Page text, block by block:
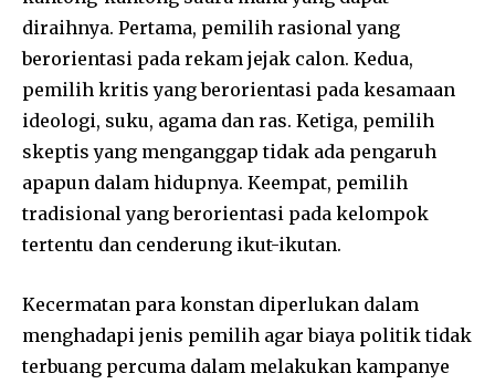
diraihnya. Pertama, pemilih rasional yang
berorientasi pada rekam jejak calon. Kedua,
pemilih kritis yang berorientasi pada kesamaan
ideologi, suku, agama dan ras. Ketiga, pemilih
skeptis yang menganggap tidak ada pengaruh
apapun dalam hidupnya. Keempat, pemilih
tradisional yang berorientasi pada kelompok
tertentu dan cenderung ikut-ikutan.
Kecermatan para konstan diperlukan dalam
menghadapi jenis pemilih agar biaya politik tidak
terbuang percuma dalam melakukan kampanye